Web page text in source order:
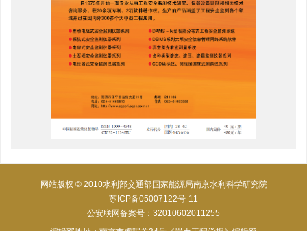
网站版权 © 2010水利部交通部国家能源局南京水利科学研究院
苏ICP备05007122号-11
公安联网备案号：32010602011255